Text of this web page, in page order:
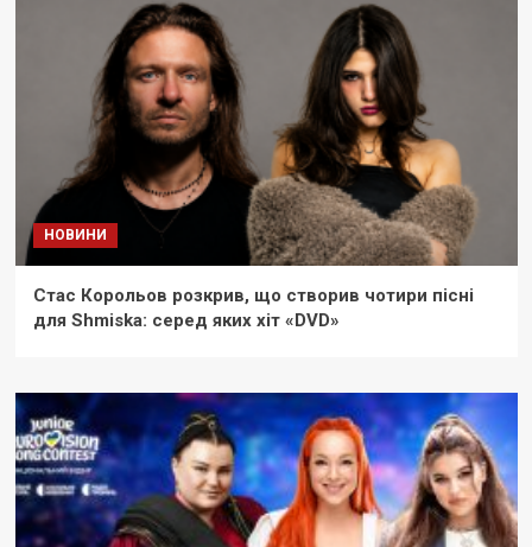
НОВИНИ
Стас Корольов розкрив, що створив чотири пісні
для Shmiska: серед яких хіт «DVD»